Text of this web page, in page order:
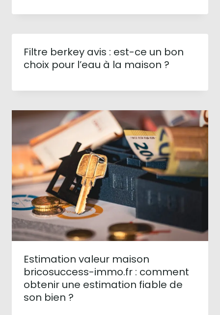
Filtre berkey avis : est-ce un bon
choix pour l’eau à la maison ?
Estimation valeur maison
bricosuccess-immo.fr : comment
obtenir une estimation fiable de
son bien ?